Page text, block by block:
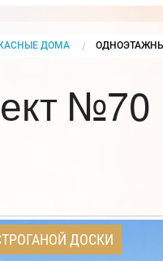
ДОМА CURRENT:
№70
ДОСКИ